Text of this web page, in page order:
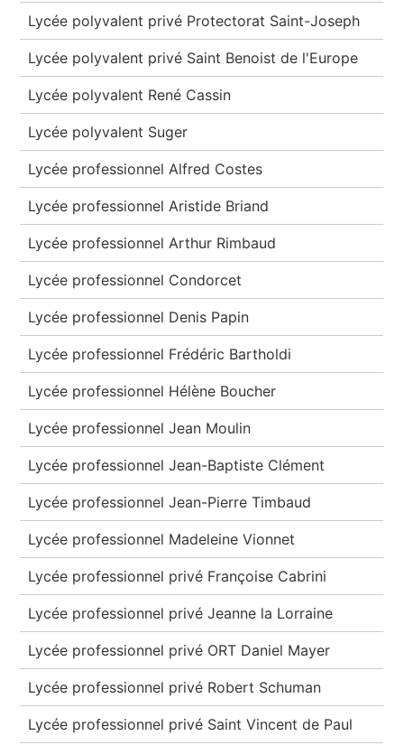
Lycée polyvalent privé Protectorat Saint-Joseph
Lycée polyvalent privé Saint Benoist de l'Europe
Lycée polyvalent René Cassin
Lycée polyvalent Suger
Lycée professionnel Alfred Costes
Lycée professionnel Aristide Briand
Lycée professionnel Arthur Rimbaud
Lycée professionnel Condorcet
Lycée professionnel Denis Papin
Lycée professionnel Frédéric Bartholdi
Lycée professionnel Hélène Boucher
Lycée professionnel Jean Moulin
Lycée professionnel Jean-Baptiste Clément
Lycée professionnel Jean-Pierre Timbaud
Lycée professionnel Madeleine Vionnet
Lycée professionnel privé Françoise Cabrini
Lycée professionnel privé Jeanne la Lorraine
Lycée professionnel privé ORT Daniel Mayer
Lycée professionnel privé Robert Schuman
Lycée professionnel privé Saint Vincent de Paul